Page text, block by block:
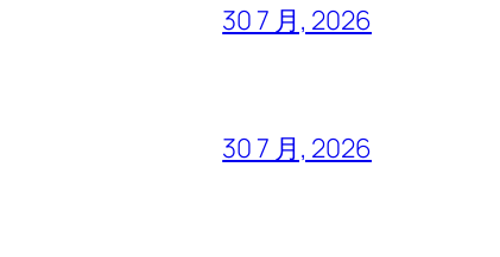
30 7 月, 2026
30 7 月, 2026